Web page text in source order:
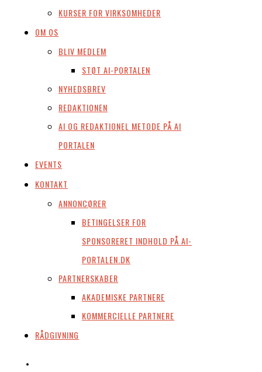
KURSER FOR VIRKSOMHEDER
OM OS
BLIV MEDLEM
STØT AI-PORTALEN
NYHEDSBREV
REDAKTIONEN
AI OG REDAKTIONEL METODE PÅ AI
PORTALEN
EVENTS
KONTAKT
ANNONCØRER
BETINGELSER FOR
SPONSORERET INDHOLD PÅ AI-
PORTALEN.DK
PARTNERSKABER
AKADEMISKE PARTNERE
KOMMERCIELLE PARTNERE
RÅDGIVNING